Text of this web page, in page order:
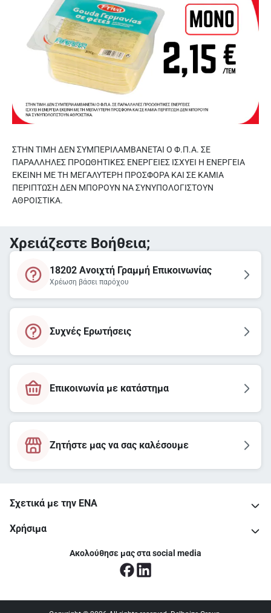
ΣΤΗΝ ΤΙΜΗ ΔΕΝ ΣΥΜΠΕΡΙΛΑΜΒΑΝΕΤΑΙ Ο Φ.Π.Α. ΣΕ
ΠΑΡΑΛΛΗΛΕΣ ΠΡΟΩΘΗΤΙΚΕΣ ΕΝΕΡΓΕΙΕΣ ΙΣΧΥΕΙ Η ΕΝΕΡΓΕΙΑ
ΕΚΕΙΝΗ ΜΕ ΤΗ ΜΕΓΑΛΥΤΕΡΗ ΠΡΟΣΦΟΡΑ ΚΑΙ ΣΕ ΚΑΜΙΑ
ΠΕΡΙΠΤΩΣΗ ΔΕΝ ΜΠΟΡΟΥΝ ΝΑ ΣΥΝΥΠΟΛΟΓΙΣΤΟΥΝ
ΑΘΡΟΙΣΤΙΚΑ.
Χρειάζεστε Βοήθεια;
18202 Ανοιχτή Γραμμή Επικοινωνίας
Χρέωση βάσει παρόχου
Συχνές Ερωτήσεις
Επικοινωνία με κατάστημα
Ζητήστε μας να σας καλέσουμε
Σχετικά με την ΕΝΑ
Χρήσιμα
Ακολούθησε μας στα social media